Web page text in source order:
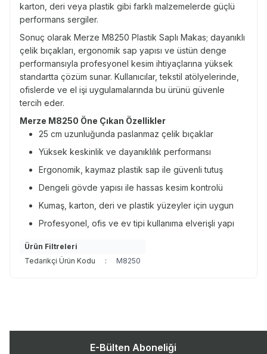
karton, deri veya plastik gibi farklı malzemelerde güçlü
performans sergiler.
Sonuç olarak Merze M8250 Plastik Saplı Makas; dayanıklı
çelik bıçakları, ergonomik sap yapısı ve üstün denge
performansıyla profesyonel kesim ihtiyaçlarına yüksek
standartta çözüm sunar. Kullanıcılar, tekstil atölyelerinde,
ofislerde ve el işi uygulamalarında bu ürünü güvenle
tercih eder.
Merze M8250 Öne Çıkan Özellikler
25 cm uzunluğunda paslanmaz çelik bıçaklar
Yüksek keskinlik ve dayanıklılık performansı
Ergonomik, kaymaz plastik sap ile güvenli tutuş
Dengeli gövde yapısı ile hassas kesim kontrolü
Kumaş, karton, deri ve plastik yüzeyler için uygun
Profesyonel, ofis ve ev tipi kullanıma elverişli yapı
Ürün Filtreleri
Tedarikçi Ürün Kodu
: M8250
E-Bülten Aboneliği